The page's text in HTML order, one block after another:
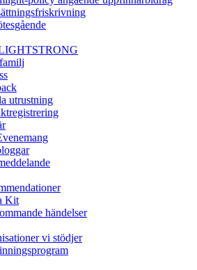
utrustning
Kit
händelser
vi stödjer